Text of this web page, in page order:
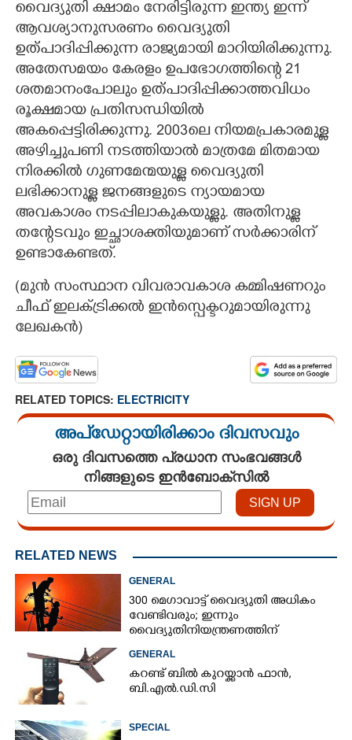
വൈദ്യുതി ക്ഷാമം നേരിട്ടിരുന്ന ഇന്ത്യ ഇന്ന്
ആവശ്യാനുസരണം വൈദ്യുതി
ഉത്പാദിപ്പിക്കുന്ന രാജ്യമായി മാറിയിരിക്കുന്നു.
അതേസമയം കേരളം ഉപഭോഗത്തിന്റെ 21
ശതമാനംപോലും ഉത്പാദിപ്പിക്കാത്തവിധം
രൂക്ഷമായ പ്രതിസന്ധിയിൽ
അകപ്പെട്ടിരിക്കുന്നു. 2003ലെ നിയമപ്രകാരമുള്ള
അഴിച്ചുപണി നടത്തിയാൽ മാത്രമേ മിതമായ
നിരക്കിൽ ഗുണമേന്മയുള്ള വൈദ്യുതി
ലഭിക്കാനുള്ള ജനങ്ങളുടെ ന്യായമായ
അവകാശം നടപ്പിലാകുകയുള്ളു. അതിനുള്ള
തന്റേടവും ഇച്ഛാശക്തിയുമാണ് സർക്കാരിന്
ഉണ്ടാകേണ്ടത്.
(മുൻ സംസ്ഥാന വിവരാവകാശ കമ്മിഷണറും
ചീഫ് ഇലക്ട്രിക്കൽ ഇൻസ്പെക്ടറുമായിരുന്നു
ലേഖകൻ)
RELATED TOPICS: ELECTRICITY
അപ്ഡേറ്റായിരിക്കാം ദിവസവും
ഒരു ദിവസത്തെ പ്രധാന സംഭവങ്ങൾ
നിങ്ങളുടെ ഇൻബോക്സിൽ
RELATED NEWS
GENERAL
300 മെഗാവാട്ട് വൈദ്യുതി അധികം
വേണ്ടിവരും; ഇന്നും
വൈദ്യുതിനിയന്ത്രണത്തിന്
സാദ്ധ്യതയെന്ന് മുന്നറിയിപ്പ്
GENERAL
കറണ്ട് ബിൽ കുറയ്ക്കാൻ ഫാൻ,​
ബി.എൽ.ഡി.സി
SPECIAL
×
Share this link